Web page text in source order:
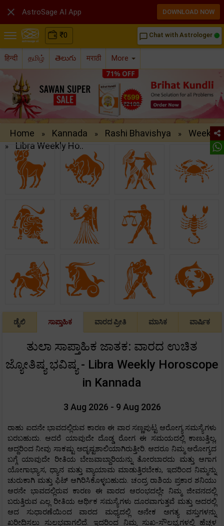
₹0 chat_bubble_outline Chat with Astrologer
हिन्दी தமிழ் తెలుగు मराठी More
Home » Kannada » Rashi Bhavishya » Weekly
» Libra Weekly Ho..
ಡೈಲಿ ಸಾಪ್ತಾಹಿಕ ವಾರದ ಪ್ರೀತಿ ಮಾಸಿಕ ವಾರ್ಷಿಕ
ತುಲಾ ಸಾಪ್ತಾಹಿಕ ಜಾತಕ: ವಾರದ ಉಚಿತ
ಜ್ಯೋತಿಷ್ಯ ಭವಿಷ್ಯ - Libra Weekly Horoscope
in Kannada
3 Aug 2026 - 9 Aug 2026
ರಾಹು ಐದನೇ ಭಾವದಲ್ಲಿರುವ ಕಾರಣ ಈ ವಾರ ಸಣ್ಣಪುಟ್ಟ ಆರೋಗ್ಯ ಸಮಸ್ಯೆಗಳು
ಬರಬಹುದು. ಆದರೆ ಯಾವುದೇ ದೊಡ್ಡ ರೋಗ ಈ ಸಮಯದಲ್ಲಿ ಕಾಣುತ್ತಿಲ್ಲ,
ಆದ್ದರಿಂದ ನೀವು ಸಾಕಷ್ಟು ಅದೃಷ್ಟಶಾಲಿಯಾಗಿರುತ್ತೀರಿ. ಆದರೂ ನಿಮ್ಮ ಆರೋಗ್ಯದ
ಬಗ್ಗೆ ಯಾವುದೇ ರೀತಿಯ ಬೇಜವಾಬ್ದಾರಿಯನ್ನು ತೋರಬಾರದು ಮತ್ತು ಆಗಾಗ
ಯೋಗಾಭ್ಯಾಸ, ಧ್ಯಾನ ಮತ್ತು ವ್ಯಾಯಾಮ ಮಾಡುತ್ತಿರಬೇಕು, ಇದರಿಂದ ನಿಮ್ಮನ್ನು
ಚುರುಕಾಗಿ ಮತ್ತು ಫಿಟ್ ಆಗಿರಿಸಿಕೊಳ್ಳಬಹುದು. ಚಂದ್ರ ರಾಶಿಯ ಪ್ರಕಾರ ಶನಿಯು
ಆರನೇ ಭಾವದಲ್ಲಿರುವ ಕಾರಣ ಈ ವಾರದ ಆರಂಭದಲ್ಲೇ ನಿಮ್ಮ ಜೀವನದಲ್ಲಿ
ಬರುತ್ತಿರುವ ಎಲ್ಲ ರೀತಿಯ ಆರ್ಥಿಕ ಸಮಸ್ಯೆಗಳು ದೂರವಾಗುತ್ತವೆ ಮತ್ತು ಅದರಲ್ಲಿ
ಆದ ಸುಧಾರಣೆಯಿಂದ ವಾರದ ಮಧ್ಯದಲ್ಲಿ ಅನೇಕ ಅಗತ್ಯ ವಸ್ತುಗಳನ್ನು
ಖರೀದಿಸಲು ಸುಲಭವಾಗಲಿದೆ. ಇದರಿಂದ ನಿಮ್ಮ ಸುಖ-ಸೌಲಭ್ಯಗಳಲ್ಲಿ ಹೆಚ್ಚಳ
 AstroSage AI App DOWNLOAD NOW